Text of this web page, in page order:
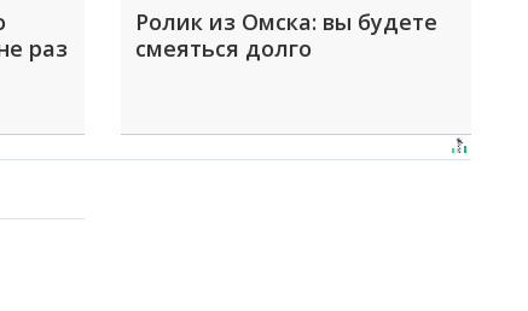
раз
Ролик из Омска: вы будете
смеяться долго